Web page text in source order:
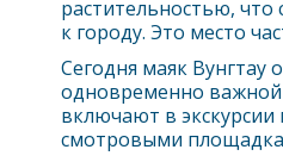
растительностью,
к городу. Это место
Сегодня маяк Вунгтау
одновременно важной
включают в экскурсии
смотровыми